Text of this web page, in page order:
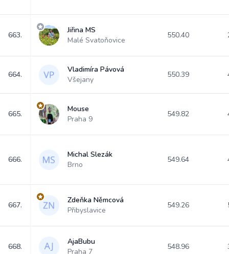
663.
Jiřina MS
Malé Svatoňovice
550.40
664.
Vladimíra Pávová
Všejany
550.39
665.
Mouse
Praha 9
549.82
666.
Michal Slezák
Brno
549.64
667.
Zdeňka Němcová
Přibyslavice
549.26
668.
AjaBubu
Praha 7
548.96